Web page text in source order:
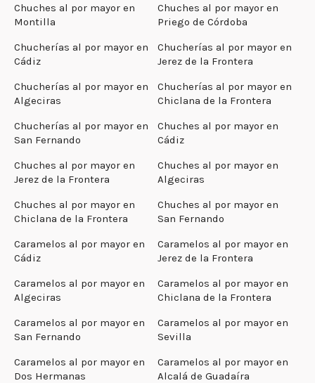
Chuches al por mayor en
Montilla
Chuches al por mayor en
Priego de Córdoba
Chucherías al por mayor en
Cádiz
Chucherías al por mayor en
Jerez de la Frontera
Chucherías al por mayor en
Algeciras
Chucherías al por mayor en
Chiclana de la Frontera
Chucherías al por mayor en
San Fernando
Chuches al por mayor en
Cádiz
Chuches al por mayor en
Jerez de la Frontera
Chuches al por mayor en
Algeciras
Chuches al por mayor en
Chiclana de la Frontera
Chuches al por mayor en
San Fernando
Caramelos al por mayor en
Cádiz
Caramelos al por mayor en
Jerez de la Frontera
Caramelos al por mayor en
Algeciras
Caramelos al por mayor en
Chiclana de la Frontera
Caramelos al por mayor en
San Fernando
Caramelos al por mayor en
Sevilla
Caramelos al por mayor en
Dos Hermanas
Caramelos al por mayor en
Alcalá de Guadaíra